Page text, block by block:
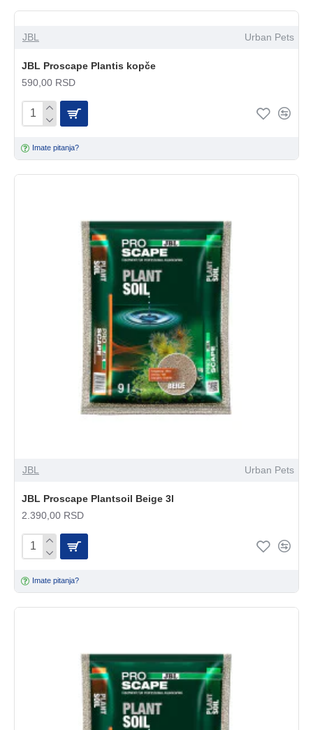
JBL Urban Pets
JBL Proscape Plantis kopče
590,00 RSD
Imate pitanja?
JBL Urban Pets
JBL Proscape Plantsoil Beige 3l
2.390,00 RSD
Imate pitanja?